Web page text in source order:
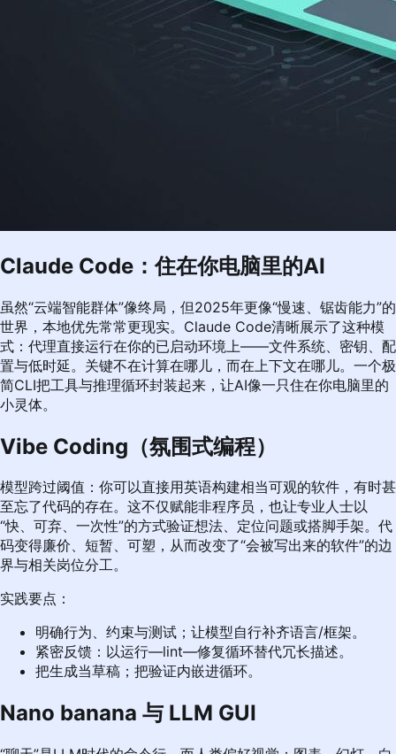
Claude Code：住在你电脑里的AI
虽然“云端智能群体”像终局，但2025年更像“慢速、锯齿能力”的
世界，本地优先常常更现实。Claude Code清晰展示了这种模
式：代理直接运行在你的已启动环境上——文件系统、密钥、配
置与低时延。关键不在计算在哪儿，而在上下文在哪儿。一个极
简CLI把工具与推理循环封装起来，让AI像一只住在你电脑里的
小灵体。
Vibe Coding（氛围式编程）
模型跨过阈值：你可以直接用英语构建相当可观的软件，有时甚
至忘了代码的存在。这不仅赋能非程序员，也让专业人士以
“快、可弃、一次性”的方式验证想法、定位问题或搭脚手架。代
码变得廉价、短暂、可塑，从而改变了“会被写出来的软件”的边
界与相关岗位分工。
实践要点：
明确行为、约束与测试；让模型自行补齐语言/框架。
紧密反馈：以运行—lint—修复循环替代冗长描述。
把生成当草稿；把验证内嵌进循环。
Nano banana 与 LLM GUI